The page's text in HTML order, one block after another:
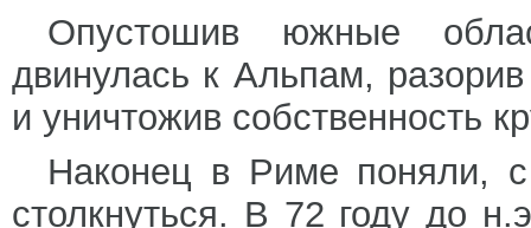
Опустошив южные
двинулась к Альпам,
и уничтожив собственность
Наконец в Риме поняли,
столкнуться. В 72 году до